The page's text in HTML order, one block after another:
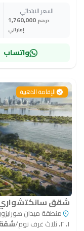
السعر الابتدائي
1,760,000 درهم
إماراتي
واتساب
الإقامة الذهبية
شقق
منطقة ميدان
١، ٢، ثلاث غرف نوم
/شقة